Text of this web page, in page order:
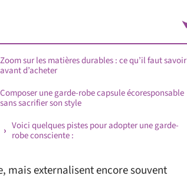
Zoom sur les matières durables : ce qu’il faut savoir
avant d’acheter
Composer une garde-robe capsule écoresponsable
sans sacrifier son style
Voici quelques pistes pour adopter une garde-
robe consciente :
mais externalisent encore souvent